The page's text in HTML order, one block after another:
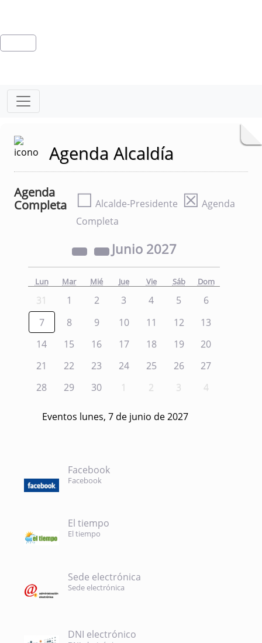
Agenda Alcaldía
Agenda
Completa
☐ Alcalde-Presidente ☒ Agenda
Completa
Junio 2027
Lun Mar Mié Jue Vie Sáb Dom
31 1 2 3 4 5
6
7
8 9 10 11 12
13
14
15 16 17 18 19
20
21
22 23 24 25 26
27
28
29 30 1 2 3 4
Eventos lunes, 7 de junio de 2027
Facebook
Facebook
El tiempo
El tiempo
Sede electrónica
Sede electrónica
DNI electrónico